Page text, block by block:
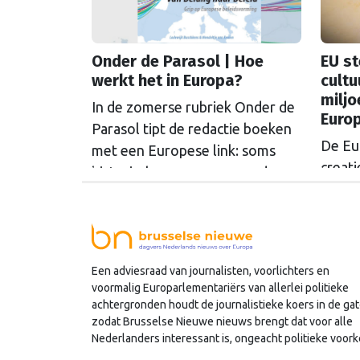
Onder de Parasol | Hoe
werkt het in Europa?
In de zomerse rubriek Onder de
Parasol tipt de redactie boeken
met een Europese link: soms
historisch, soms verrassend
lobbyisten in Brussel wegwijs
iedereen die Europese
procedures wil begrijpen.
EU
De
Een adviesraad van journalisten, voorlichters en
voormalig Europarlementariërs van allerlei politieke
achtergronden houdt de journalistieke koers in de
zodat Brusselse Nieuwe nieuws brengt dat voor alle
Nederlanders interessant is, ongeacht politieke